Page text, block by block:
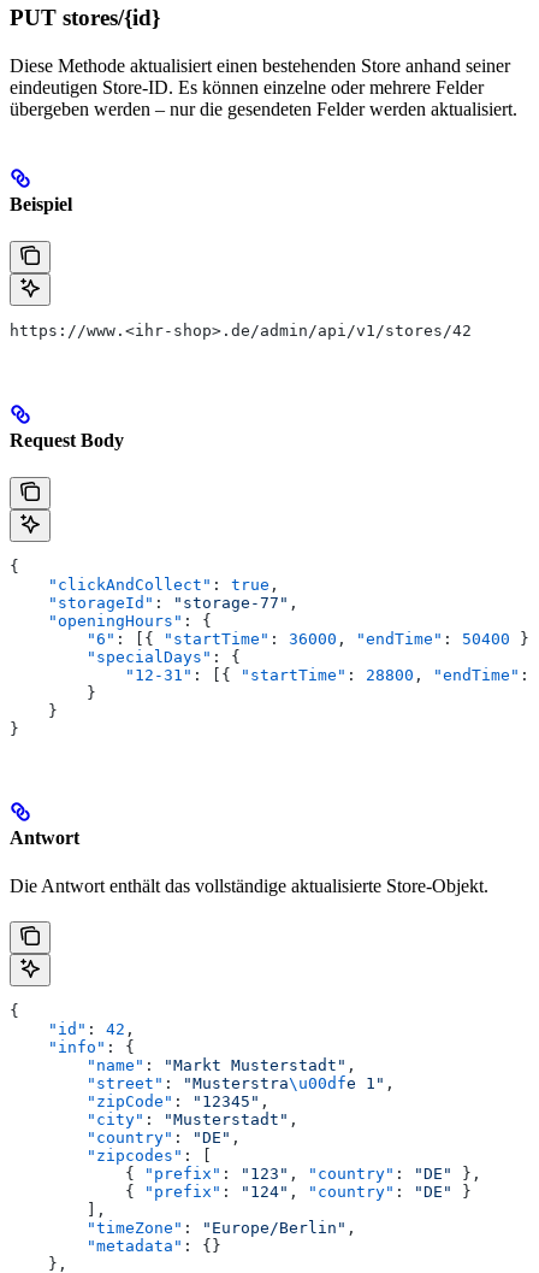
PUT stores/{id}
Diese Methode aktualisiert einen bestehenden Store anhand seiner
eindeutigen Store-ID. Es können einzelne oder mehrere Felder
übergeben werden – nur die gesendeten Felder werden aktualisiert.
Beispiel
https://www.<ihr-shop>.de/admin/api/v1/stores/42
Request Body
{
    "clickAndCollect"
: true ,
    "storageId"
: "storage-77" ,
    "openingHours"
: {
        "6"
: [{ "startTime" : 36000 , "endTime" : 50400
        "specialDays"
: {
            "12-31"
: [{ "startTime" : 28800 , "endTime" :
        }
    }
}
Antwort
Die Antwort enthält das vollständige aktualisierte Store-Objekt.
{
    "id"
: 42 ,
    "info"
: {
        "name"
: "Markt Musterstadt" ,
        "street"
: "Musterstra\u00dfe 1" ,
        "zipCode"
: "12345" ,
        "city"
: "Musterstadt" ,
        "country"
: "DE" ,
        "zipcodes"
: [
            {
"prefix" : "123" , "country" : "DE"
},
            {
"prefix" : "124" , "country" : "DE"
}
        ],
        "timeZone"
: "Europe/Berlin" ,
        "metadata"
: {}
    },